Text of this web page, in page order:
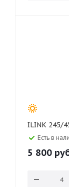
ILINK
Есть в
5 800